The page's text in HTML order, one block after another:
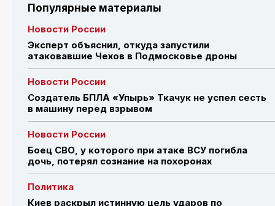
Популярные материалы
Новости России
Эксперт объяснил, откуда запустили
атаковавшие Чехов в Подмосковье дроны
Новости России
Создатель БПЛА «Упырь» Ткачук не успел сесть
в машину перед взрывом
Новости России
Боец СВО, у которого при атаке ВСУ погибла
дочь, потерял сознание на похоронах
Политика
Киев раскрыл истинную цель ударов по